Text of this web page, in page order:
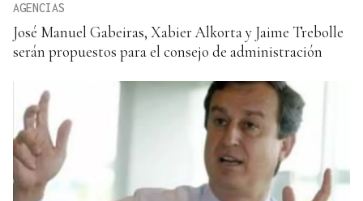
AGENCIAS
José Manuel Gabeiras, Xabier Alkorta y Jaime Trebolle
serán propuestos para el consejo de administración